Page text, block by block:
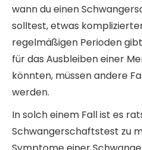
wann du einen
solltest, etwas
regelmäßigen Perioden
für das Ausbleiben einer
könnten, müssen andere
werden.
In solch einem Fall ist es
Schwangerschaftstest zu